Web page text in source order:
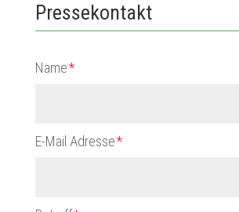
Pressekontakt
Name
E-Mail Adresse